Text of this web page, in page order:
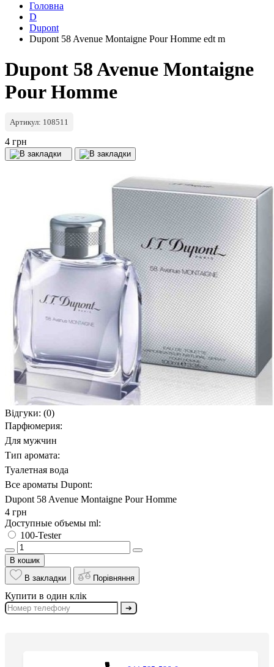
Головна
D
Dupont
Dupont 58 Avenue Мontaigne Pour Homme edt m
Dupont 58 Avenue Мontaigne
Pour Homme
Артикул: 108511
4 грн
Відгуки: (0)
Парфюмерия:
Для мужчин
Тип аромата:
Туалетная вода
Все ароматы Dupont:
Dupont 58 Avenue Montaigne Pour Homme
4 грн
Доступные объемы ml:
100-Tester
В кошик
В закладки
Порівняння
Купити в один клік
➔